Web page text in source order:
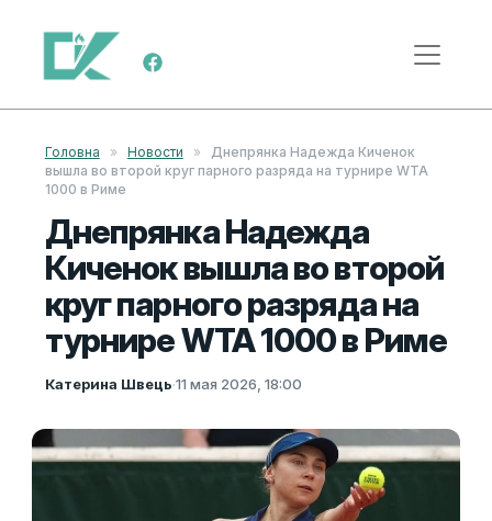
Перейти к содержимому
Меню навигации
Головна » Новости »
Днепрянка Надежда Киченок
вышла во второй круг парного разряда на турнире WTA
1000 в Риме
Днепрянка Надежда
Киченок вышла во второй
круг парного разряда на
турнире WTA 1000 в Риме
Катерина Швець·11 мая 2026, 18:00